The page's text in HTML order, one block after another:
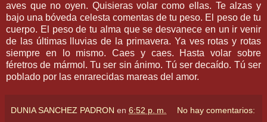
aves que no oyen. Quisieras volar como ellas. Te alzas y
bajo una bóveda celesta comentas de tu peso. El peso de tu
cuerpo. El peso de tu alma que se desvanece en un ir venir
de las últimas lluvias de la primavera. Ya ves rotas y rotas
siempre en lo mismo. Caes y caes. Hasta volar sobre
féretros de mármol. Tu ser sin ánimo. Tú ser decaído. Tú ser
poblado por las enrarecidas mareas del amor.
DUNIA SANCHEZ PADRON en 6:52 p. m. No hay comentarios: